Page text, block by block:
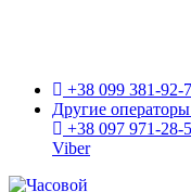
+38 099 381-92-
Другие
+38 097 971-28-
Viber